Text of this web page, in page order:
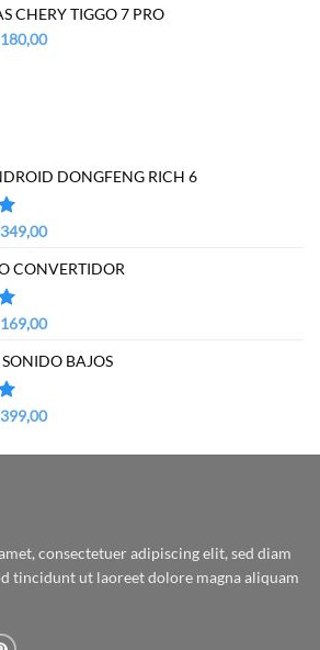
$449,00.
CHERY TIGGO 7 PRO
180,00Current
DONGFENG RICH 6
349,00Current
is:
CONVERTIDOR
169,00Current
is:BAJOS
399,00Current
is:
consectetuer adipiscing elit, sed diam
tincidunt ut laoreet dolore magna aliquam